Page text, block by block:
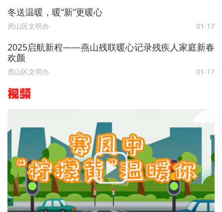
冬送温暖，暖“新”更暖心
房山区文明办 01-17
2025启航新程——燕山残联暖心记录残疾人家庭新春
欢颜
房山区文明办 01-17
视频